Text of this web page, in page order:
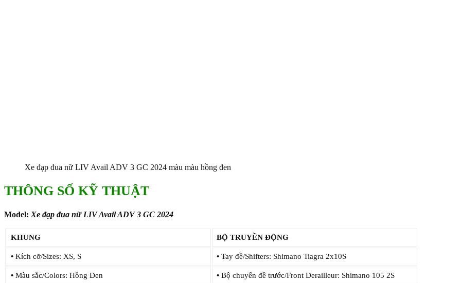
Xe đạp đua nữ LIV Avail ADV 3 GC 2024 màu màu hồng đen
THÔNG SỐ KỸ THUẬT
Model: Xe đạp đua nữ LIV Avail ADV 3 GC 2024
KHUNG BỘ TRUYỀN ĐỘNG
• Kích cỡ/Sizes: XS, S •Tay đề/Shifters: Shimano Tiagra 2x10S
• Màu sắc/Colors: Hồng Đen •Bộ chuyển đề trước/Front Derailleur: Shimano 105 2S